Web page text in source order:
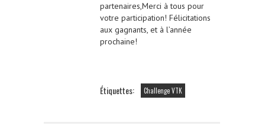
partenaires,Merci à tous pour
votre participation! Félicitations
aux gagnants, et à l’année
prochaine!
Étiquettes: Challenge VTK